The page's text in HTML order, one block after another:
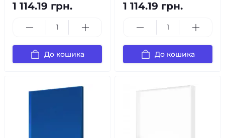
1 114.19 грн.
До кошика
1 114.19 грн.
До кошика